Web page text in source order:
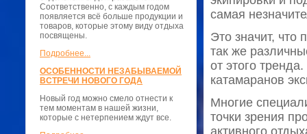
Соответственно, с каждым годом
появляется всё больше продукции и
товаров, которые этому виду отдыха
посвящены.
Подробнее...
ОСОБЕННОСТИ НЕЗАБЫВАЕМОЙ
ВСТРЕЧИ НОВОГО ГОДА
Новый год можно смело отнести к
тем моментам в нашей жизни,
которые с нетерпением ждут все.
самая
Это значит, что
так же
от этого
катамаранов
Многие
точки зрения